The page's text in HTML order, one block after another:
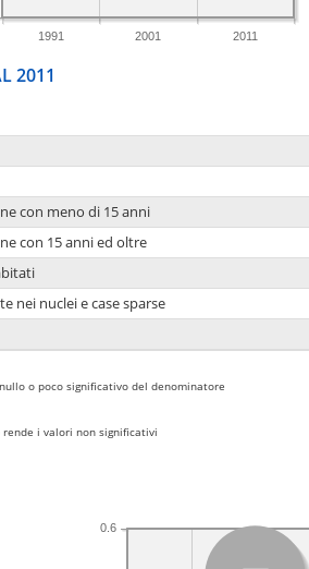
1991 2001 2011
2011
con meno di 15 anni
con 15 anni ed oltre
nei nuclei e case sparse
o poco significativo del denominatore
rende i valori non significativi
0.6